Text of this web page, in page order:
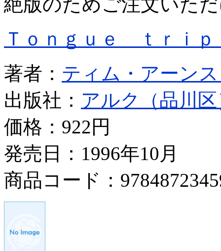
Ｔｏｎｇｕｅ ｔｒｉｐ
著者： ティム・アーン
出版社： アルク（品川
価格： 922円
発売日：1996年10月
商品コード：